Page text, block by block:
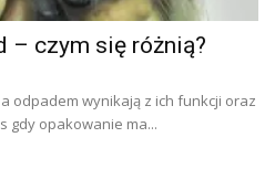
– czym się różnią?
odpadem wynikają z ich funkcji oraz
gdy opakowanie ma...